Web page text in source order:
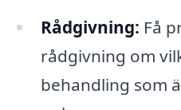
Rådgivning: Få
rådgivning om
behandling som